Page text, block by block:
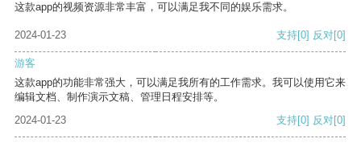
这款app的视频资源非常丰富，可以满足我不同的娱乐需求。
2024-01-23 支持[0] 反对[0]
游客
这款app的功能非常强大，可以满足我所有的工作需求。我可以使用它来
编辑文档、制作演示文稿、管理日程安排等。
2024-01-23
支持[0] 反对[0]